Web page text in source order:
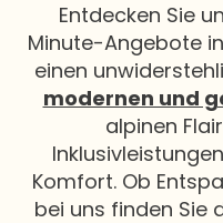
Entdecken Sie
Minute-Angebote
einen
modernen und
alpinen
Komfort. Ob
bei uns finden Sie